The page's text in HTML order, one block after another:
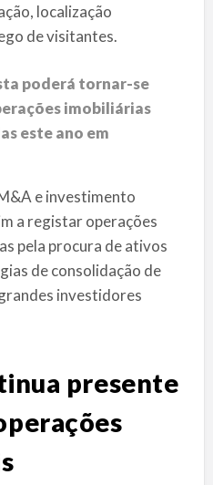
localização
de visitantes.
poderá tornar-se
imobiliárias
este ano em
e investimento
a registar operações
pela procura de ativos
de consolidação de
investidores
presente